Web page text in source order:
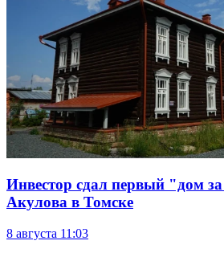
Инвестор сдал первый "дом
Акулова в Томске
8 августа 11:03